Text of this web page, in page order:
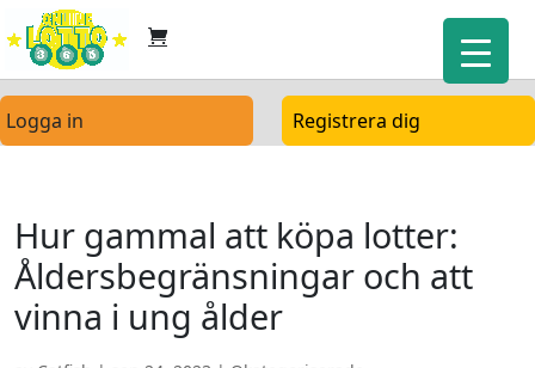
Logga in Registrera dig
Hur gammal att köpa lotter:
Åldersbegränsningar och att
vinna i ung ålder